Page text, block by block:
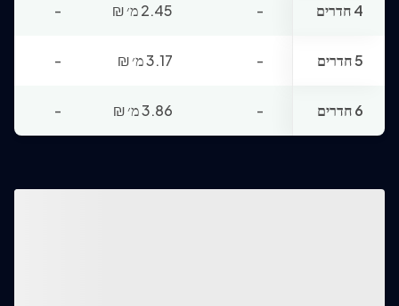
4 חדרים - 2.45 מ׳ ₪
-
5 חדרים - 3.17 מ׳ ₪
-
6 חדרים - 3.86 מ׳ ₪
-